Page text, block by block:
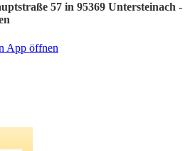
57 in 95369 Untersteinach -
App öffnen